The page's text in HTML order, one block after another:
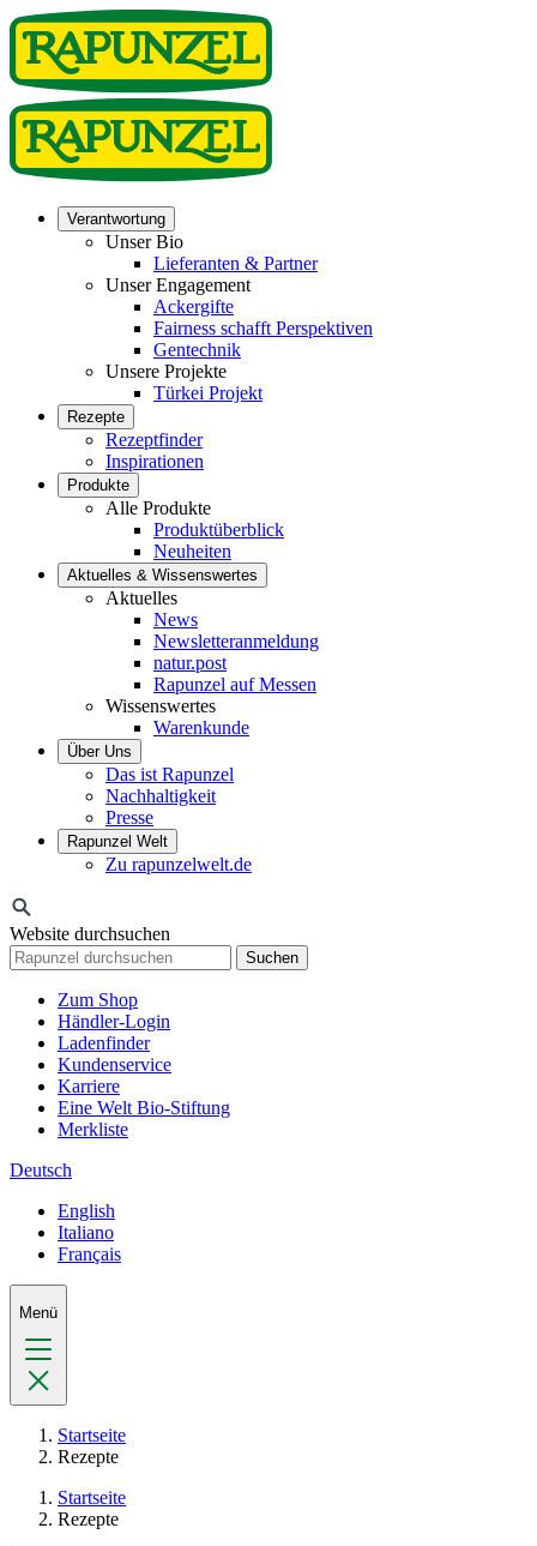
Verantwortung
Unser Bio
Lieferanten & Partner
Unser Engagement
Ackergifte
Fairness schafft Perspektiven
Gentechnik
Unsere Projekte
Türkei Projekt
Rezepte
Rezeptfinder
Inspirationen
Produkte
Alle Produkte
Produktüberblick
Neuheiten
Aktuelles & Wissenswertes
Aktuelles
News
Newsletteranmeldung
natur.post
Rapunzel auf Messen
Wissenswertes
Warenkunde
Über Uns
Das ist Rapunzel
Nachhaltigkeit
Presse
Rapunzel Welt
Zu rapunzelwelt.de
Website durchsuchen
Suchen
Zum Shop
Händler-Login
Ladenfinder
Kundenservice
Karriere
Eine Welt Bio-Stiftung
Merkliste
Deutsch
English
Italiano
Français
Menü
Startseite
Rezepte
Startseite
Rezepte